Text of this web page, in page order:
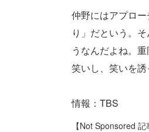
仲野にはアプロ
り」だという。
うなんだよね。
笑いし、笑いを誘
情報：TBS
【Not Sponsored 記